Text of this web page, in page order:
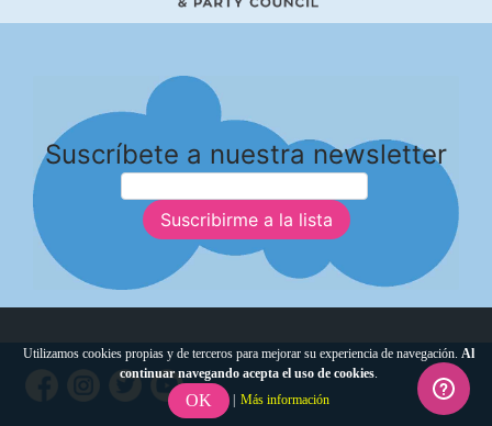
Suscríbete a nuestra newsletter
Suscribirme a la lista
Utilizamos cookies propias y de terceros para mejorar su experiencia de navegación. Al
continuar navegando acepta el uso de cookies.
OK | Más información